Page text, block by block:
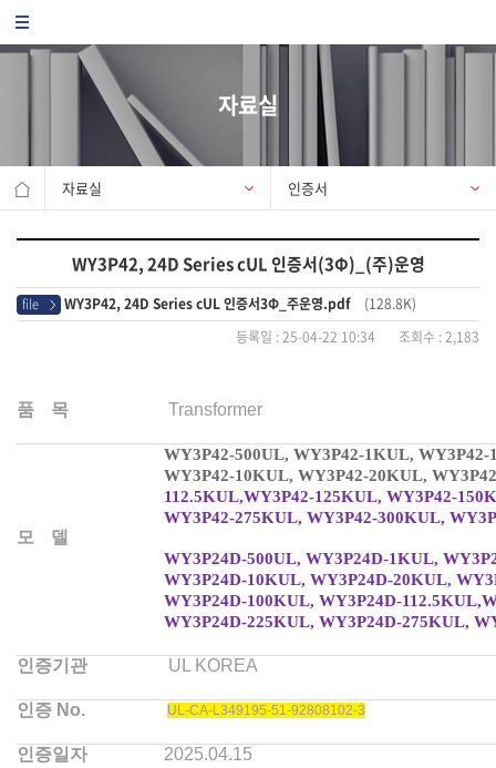
자료실
자료실 인증서
WY3P42, 24D Series cUL 인증서(3Φ)_(주)운영
file > WY3P42, 24D Series cUL 인증서3Φ_주운영.pdf
(128.8K)
등록일 : 25-04-22 10:34 조회수 : 2,183
품 목 Transformer
모 델
WY3P42-500UL, WY3P42-1KUL,
WY3P42-10KUL, WY3P42-20KUL,
112.5KUL,WY3P42-125KUL, WY3P42-
WY3P42-275KUL, WY3P42-300KUL,
WY3P24D-500UL, WY3P24D-1KUL,
WY3P24D-10KUL, WY3P24D-20KUL,
WY3P24D-100KUL, WY3P24D-
WY3P24D-225KUL, WY3P24D-275KUL,
인증기관 UL KOREA
인증 No. UL-CA-L349195-51-92808102-3
인증일자 2025.04.15